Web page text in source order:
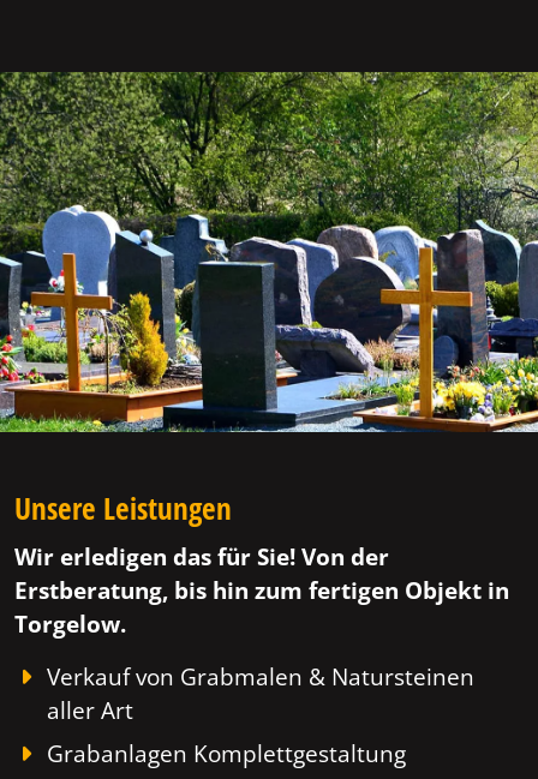
Unsere Leistungen
Wir erledigen das für Sie! Von der
Erstberatung, bis hin zum fertigen Objekt in
Torgelow.
Verkauf von Grabmalen & Natursteinen
aller Art
Grabanlagen Komplettgestaltung